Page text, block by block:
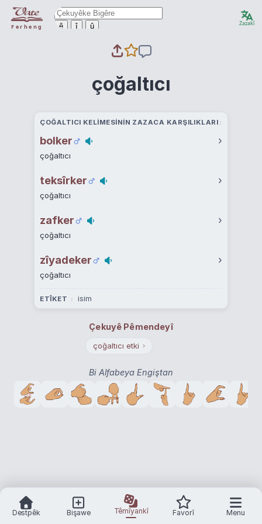
Ferheng ê î û Zazakî
çoğaltıcı
ÇOĞALTICI KELIMESININ ZAZACA KARŞILIKLARI
bolker ›
çoğaltıcı
teksîrker ›
çoğaltıcı
zafker ›
çoğaltıcı
zîyadeker ›
çoğaltıcı
ETÎKET isim
Çekuyê Pêmendeyî
çoğaltıcı etki ›
Bi Alfabeya Engiştan
Destpêk Bişawe Têmîyankî Favorî Menu